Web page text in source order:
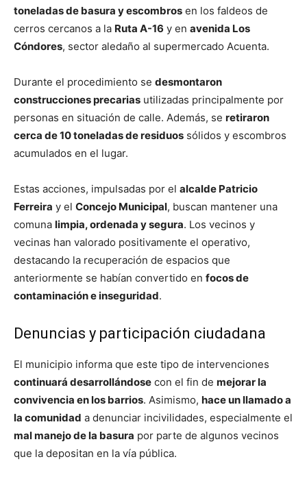
toneladas de basura y escombros en los faldeos de
cerros cercanos a la Ruta A-16 y en avenida Los
Cóndores, sector aledaño al supermercado Acuenta.
Durante el procedimiento se desmontaron
construcciones precarias utilizadas principalmente por
personas en situación de calle. Además, se retiraron
cerca de 10 toneladas de residuos sólidos y escombros
acumulados en el lugar.
Estas acciones, impulsadas por el alcalde Patricio
Ferreira y el Concejo Municipal, buscan mantener una
comuna limpia, ordenada y segura. Los vecinos y
vecinas han valorado positivamente el operativo,
destacando la recuperación de espacios que
anteriormente se habían convertido en focos de
contaminación e inseguridad.
Denuncias y participación ciudadana
El municipio informa que este tipo de intervenciones
continuará desarrollándose con el fin de mejorar la
convivencia en los barrios. Asimismo, hace un llamado a
la comunidad a denunciar incivilidades, especialmente el
mal manejo de la basura por parte de algunos vecinos
que la depositan en la vía pública.